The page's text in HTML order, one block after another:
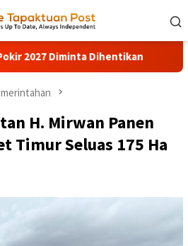
Pohon Besar Tumbang Diterjang
H. Mirwan Panen
Timur Seluas 175 Ha